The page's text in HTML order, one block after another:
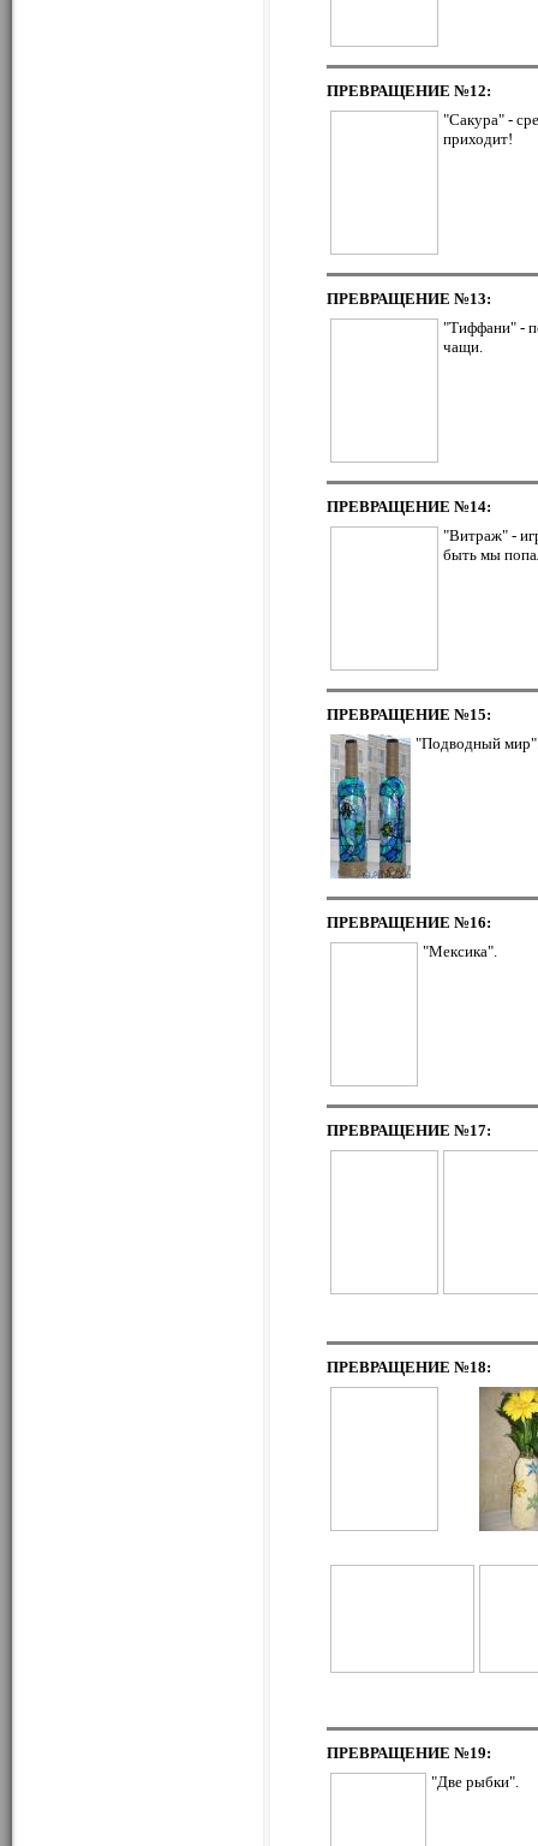
ПРЕВРАЩЕНИЕ №12:
"Сакура" -
приходит!
ПРЕВРАЩЕНИЕ №13:
"Тиффани" -
чащи.
ПРЕВРАЩЕНИЕ №14:
"Витраж" -
быть мы
ПРЕВРАЩЕНИЕ №15:
"Подводный
ПРЕВРАЩЕНИЕ №16:
"Мексика".
ПРЕВРАЩЕНИЕ №17:
ПРЕВРАЩЕНИЕ №18:
ПРЕВРАЩЕНИЕ №19:
"Две рыбки".